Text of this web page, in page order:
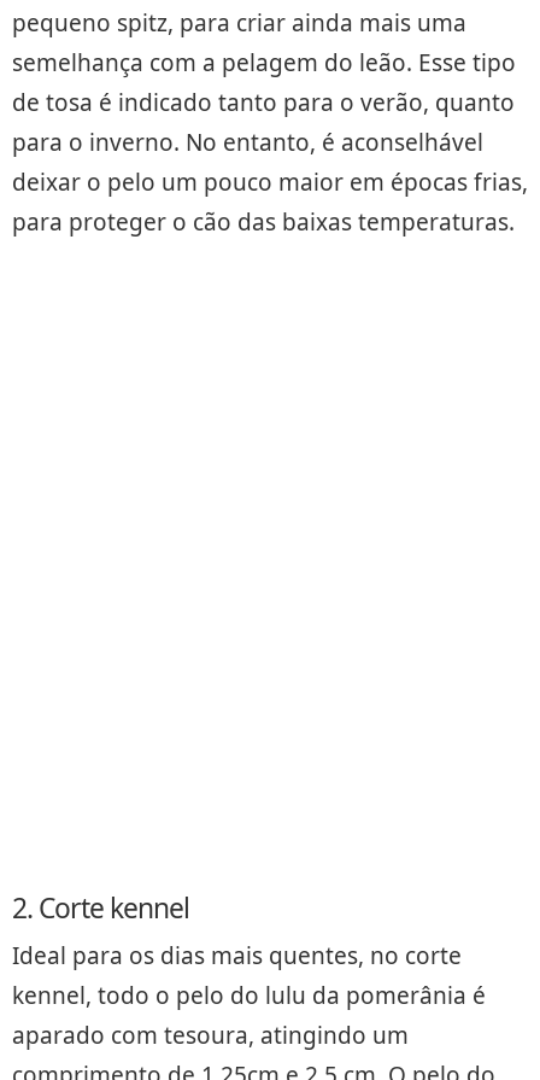
pequeno spitz, para criar ainda mais uma
semelhança com a pelagem do leão. Esse tipo
de tosa é indicado tanto para o verão, quanto
para o inverno. No entanto, é aconselhável
deixar o pelo um pouco maior em épocas frias,
para proteger o cão das baixas temperaturas.
2. Corte kennel
Ideal para os dias mais quentes, no corte
kennel, todo o pelo do lulu da pomerânia é
aparado com tesoura, atingindo um